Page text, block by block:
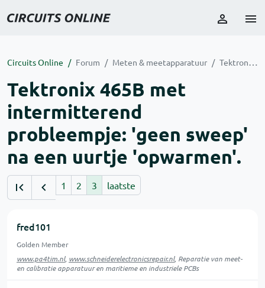
Circuits Online Forum Meten & meetapparatuur Tektronix 465B met intermitterend probleempje: 'geen sweep' na een uurtje 'opwarmen'.
Tektronix 465B met
intermitterend
probleempje: 'geen sweep'
na een uurtje 'opwarmen'.
1 2 3 laatste
fred101
Golden Member
www.pa4tim.nl, www.schneiderelectronicsrepair.nl, Reparatie van meet-
en calibratie apparatuur en maritieme en industriele PCBs